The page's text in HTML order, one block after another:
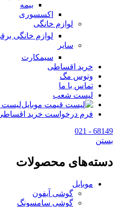
بیمه
اکسسوری
لوازم خانگی
لوازم خانگی
سایر
سیمکارت
خرید اقساطی
وتوس مگ
تماس با ما
لیست شعب
لیست
فرم درخواست خرید
68149 - 021
بستن
دسته‌های محصولات
موبایل
گوشی آیفون
گوشی سامسونگ